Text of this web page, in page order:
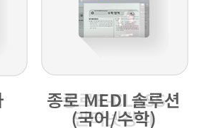
6월 모평 긴급분석 및 2027
대입예측 설명회 기획특집 2
강남종로학원 및 온라인설명회